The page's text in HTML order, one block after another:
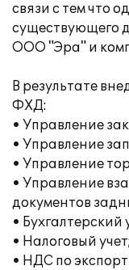
связи с тем что
существующего
ООО "Эра" и
В результате
ФХД:
• Управление
• Управление
• Управление
• Управление
документов
• Бухгалтерский
• Налоговый
• НДС по